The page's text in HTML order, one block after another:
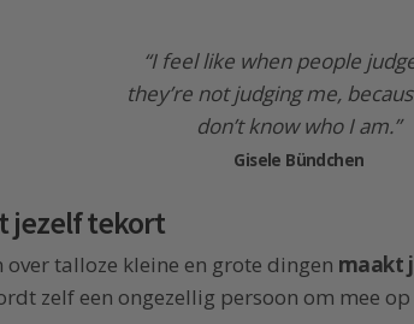
“I feel like when people
they’re not judging me,
don’t know who I am.”
Gisele Bündchen
jezelf tekort
over talloze kleine en grote dingen maakt
zelf een ongezellig persoon om mee